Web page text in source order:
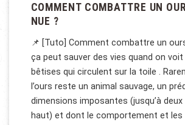
COMMENT COMBATTRE UN
NUE ?
📌 [Tuto] Comment combattre un
ça peut sauver des vies quand on
bêtises qui circulent sur la toile .
l’ours reste un animal sauvage, un
dimensions imposantes (jusqu’à
haut) et dont le comportement et les